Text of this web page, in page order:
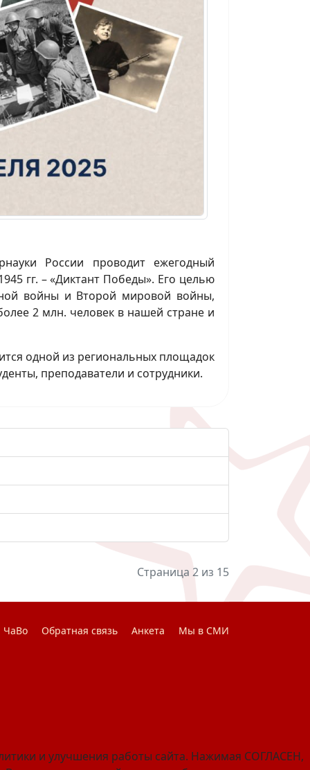
России проводит ежегодный
гг. – «Диктант Победы». Его целью
войны и Второй мировой войны,
2 млн. человек в нашей стране и
одной из региональных площадок
преподаватели и сотрудники.
Страница 2 из 15
ЧаВо Обратная связь Анкета Мы в СМИ
и улучшения работы сайта. Нажимая СОГЛАСЕН,